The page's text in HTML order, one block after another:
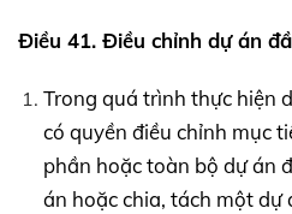
Điều 41. Điều chỉnh dự án
Trong quá trình thực hiện
có quyền điều chỉnh mục
phần hoặc toàn bộ dự án
án hoặc chia, tách một dự